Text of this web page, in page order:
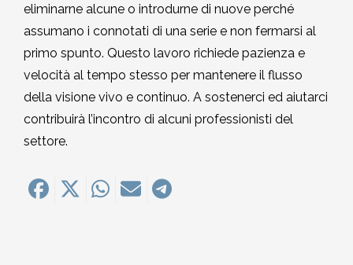
eliminarne alcune o introdurne di nuove perché
assumano i connotati di una serie e non fermarsi al
primo spunto. Questo lavoro richiede pazienza e
velocità al tempo stesso per mantenere il flusso
della visione vivo e continuo. A sostenerci ed aiutarci
contribuirà l’incontro di alcuni professionisti del
settore.